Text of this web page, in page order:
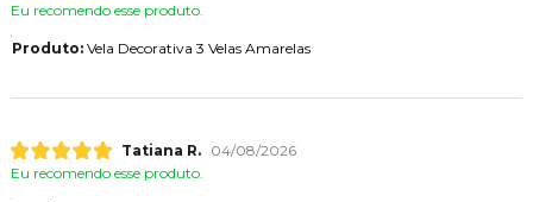
Eu recomendo esse produto.
Produto:Vela Decorativa 3 Velas Amarelas
Tatiana R.
04/08/2026
Eu recomendo esse produto.